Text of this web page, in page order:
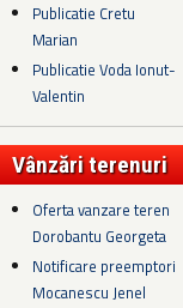
Publicatie Cretu
Marian
Publicatie Voda Ionut-
Valentin
Vânzări terenuri
Oferta vanzare teren
Dorobantu Georgeta
Notificare preemptori
Mocanescu Jenel